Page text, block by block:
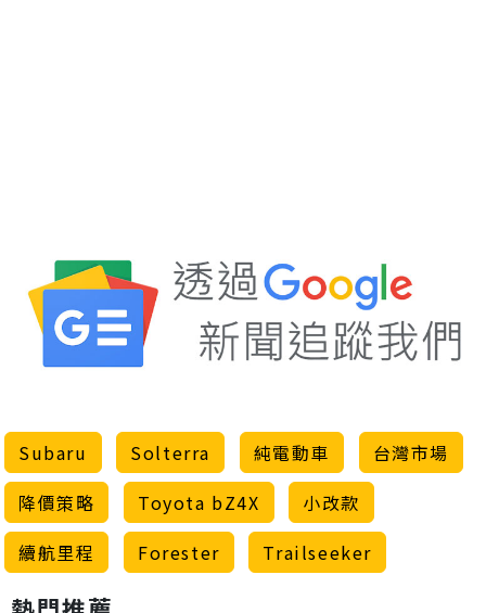
Subaru Solterra 純電動車
台灣市場
降價策略
Toyota bZ4X
小改款
續航里程
Forester Trailseeker